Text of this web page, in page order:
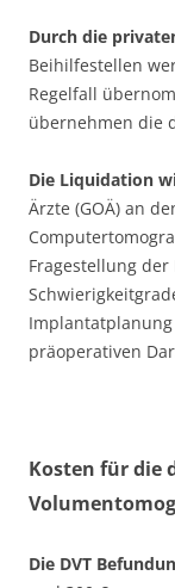
Durch die
Beihilfestellen
Regelfall
übernehmen die
Die Liquidation
Ärzte (GOÄ) an
Fragestellung
präoperativen
Kosten für die
Die DVT